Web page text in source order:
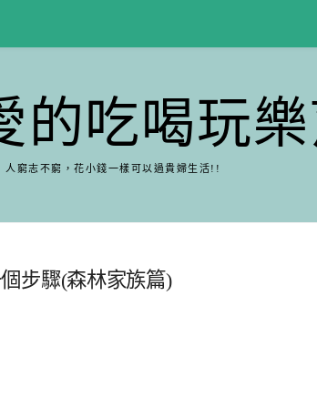
的吃喝玩
人窮志不窮，花小錢一樣可以過貴婦生活!!
步驟(森林家族篇)